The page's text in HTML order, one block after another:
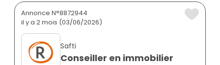
Annonce N°8872944
il y a 2 mois (03/06/2026)
Safti
Conseiller en immobilier